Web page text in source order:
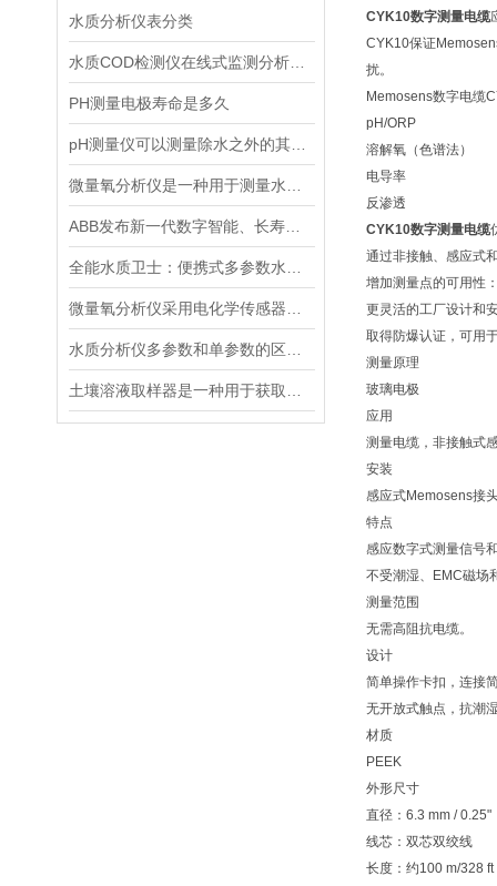
水质分析仪表分类
PH测量电极寿命是多久
CYK10数字测量电缆
CYK10保证
扰。
Memosens数字电缆
pH/ORP
溶解氧（色谱法）
电导率
反渗透
CYK10数字测量电缆
通过非接触、感应式
增加测量点的可用性
更灵活的工厂设计和
取得防爆认证，可用
测量原理
玻璃电极
应用
测量电缆，非接触式
安装
感应式Memosens接
特点
感应数字式测量信号
不受潮湿、EMC磁场
测量范围
无需高阻抗电缆。
设计
简单操作卡扣，连接
无开放式触点，抗潮
材质
PEEK
外形尺寸
直径：6.3 mm / 0.25"
线芯：双芯双绞线
长度：约100 m/328 ft